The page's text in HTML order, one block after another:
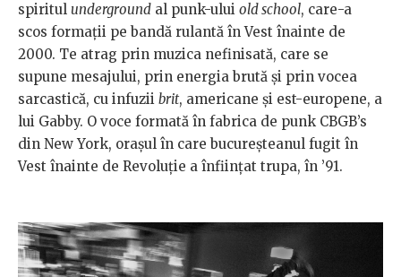
spiritul underground al punk-ului old school, care-a
scos formaţii pe bandă rulantă în Vest înainte de
2000. Te atrag prin muzica nefinisată, care se
supune mesajului, prin energia brută și prin vocea
sarcastică, cu infuzii brit, americane şi est-europene, a
lui Gabby. O voce formată în fabrica de punk CBGB’s
din New York, oraşul în care bucureşteanul fugit în
Vest înainte de Revoluţie a înfiinţat trupa, în ’91.